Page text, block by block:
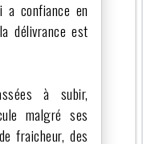
a confiance en
délivrance est
à subir,
malgré ses
fraicheur, des